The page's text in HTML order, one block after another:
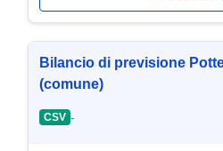
Bilancio di previsione
(comune)
CSV -